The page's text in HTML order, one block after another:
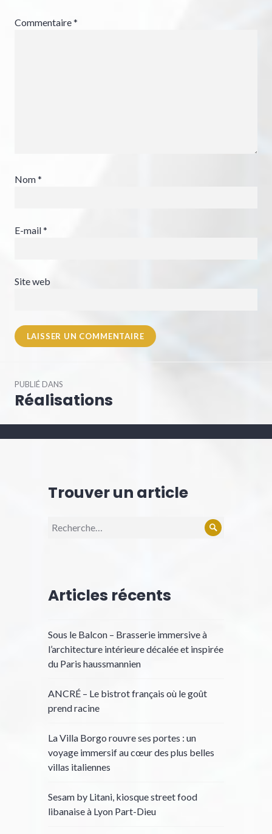
Commentaire*
Nom*
E-mail*
Site web
dePUBLIÉ DANS
Réalisations
Trouver un article
Recherche
Rechercher
Articles récents
Sous le Balcon – Brasserie immersive à
l’architecture intérieure décalée et inspirée
du Paris haussmannien
ANCRÉ – Le bistrot français où le goût
prend racine
La Villa Borgo rouvre ses portes : un
voyage immersif au cœur des plus belles
villas italiennes
Sesam by Litani, kiosque street food
libanaise à Lyon Part-Dieu